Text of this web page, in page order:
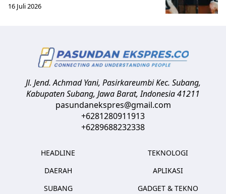
16 Juli 2026
Jl. Jend. Achmad Yani, Pasirkareumbi Kec. Subang,
Kabupaten Subang, Jawa Barat,Indonesia41211
pasundanekspres@gmail.com
+6281280911913
+6289688232338
HEADLINE
DAERAH
SUBANG
TEKNOLOGI
APLIKASI
GADGET & TEKNO